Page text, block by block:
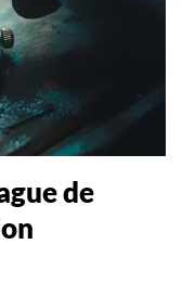
d​e